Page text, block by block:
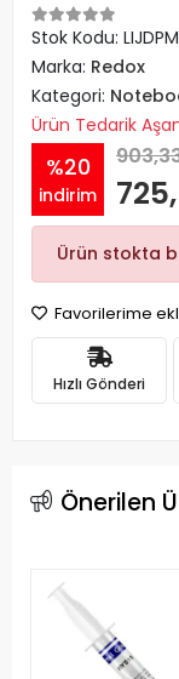
Stok Kodu:
Marka: Redox
Kategori:
Ürün Tedarik
%20
indirim
Ürün stokta
Favorilerime
Hızlı Gönderi
Önerilen